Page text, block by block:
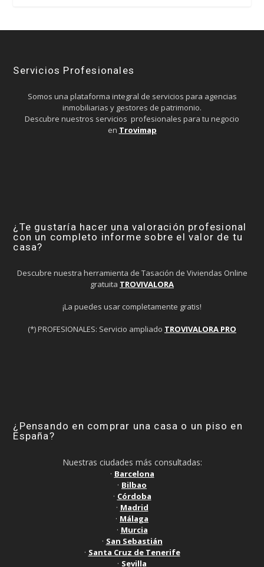
Servicios Profesionales
Somos una plataforma integral de servicios para agencias
inmobiliarias y gestores de patrimonio.
Descubre nuestros servicios profesionales para tu negocio
en Trovimap
¿Te gustaría hacer una valoración profesional
con un completo informe sobre el valor de tu
casa?
Descubre nuestra herramienta de Tasación de Viviendas Online
gratuita TROVIVALORA
¡La puedes usar completamente gratis!
(*) PROFESIONALES: Servicio ampliado TROVIVALORA PRO
¿Pensando en comprar una casa o un piso en
España?
Nuestras ciudades más consultadas:
· Barcelona
· Bilbao
· Córdoba
· Madrid
· Málaga
· Murcia
· San Sebastián
· Santa Cruz de Tenerife
· Sevilla